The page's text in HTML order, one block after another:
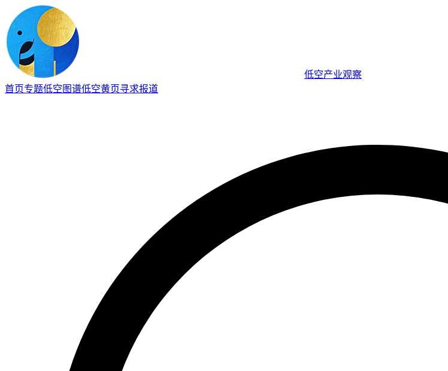
低空产业观察
首页专题低空图谱低空黄页寻求报道